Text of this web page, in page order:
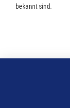
bekannt sind.